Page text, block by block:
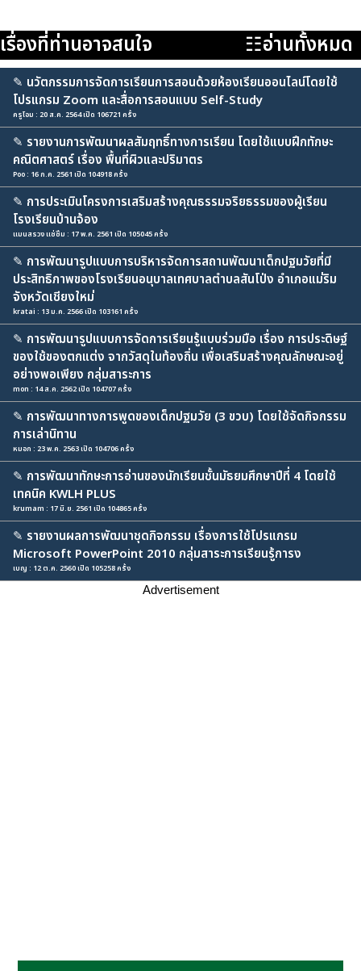
เรื่องที่ท่านอาจสนใจ ☷อ่านทั้งหมด
✎ นวัตกรรมการจัดการเรียนการสอนด้วยห้องเรียนออนไลน์โดยใช้
โปรแกรม Zoom และสื่อการสอนแบบ Self-Study
ครูโอม : 20 ส.ค. 2564 เปิด 106721 ครั้ง
✎ รายงานการพัฒนาผลสัมฤทธิ์ทางการเรียน โดยใช้แบบฝึกทักษะ
คณิตศาสตร์ เรื่อง พื้นที่ผิวและปริมาตร
Poo : 16 ก.ค. 2561 เปิด 104918 ครั้ง
✎ การประเมินโครงการเสริมสร้างคุณธรรมจริยธรรมของผู้เรียน
โรงเรียนบ้านจ้อง
แมนสรวง แซ่ซิ้ม : 17 พ.ค. 2561 เปิด 105045 ครั้ง
✎ การพัฒนารูปแบบการบริหารจัดการสถานพัฒนาเด็กปฐมวัยที่มี
ประสิทธิภาพของโรงเรียนอนุบาลเทศบาลตำบลสันโป่ง อำเภอแม่ริม
จังหวัดเชียงใหม่
kratai : 13 ม.ค. 2566 เปิด 103161 ครั้ง
✎ การพัฒนารูปแบบการจัดการเรียนรู้แบบร่วมมือ เรื่อง การประดิษฐ์
ของใช้ของตกแต่ง จากวัสดุในท้องถิ่น เพื่อเสริมสร้างคุณลักษณะอยู่
อย่างพอเพียง กลุ่มสาระการ
mon : 14 ส.ค. 2562 เปิด 104707 ครั้ง
✎ การพัฒนาทางการพูดของเด็กปฐมวัย (3 ขวบ) โดยใช้จัดกิจกรรม
การเล่านิทาน
หมอก : 23 พ.ค. 2563 เปิด 104706 ครั้ง
✎ การพัฒนาทักษะการอ่านของนักเรียนชั้นมัธยมศึกษาปีที่ 4 โดยใช้
เทคนิค KWLH PLUS
krumam : 17 มิ.ย. 2561 เปิด 104865 ครั้ง
✎ รายงานผลการพัฒนาชุดกิจกรรม เรื่องการใช้โปรแกรม
Microsoft PowerPoint 2010 กลุ่มสาระการเรียนรู้การง
เบญ : 12 ต.ค. 2560 เปิด 105258 ครั้ง
Advertisement